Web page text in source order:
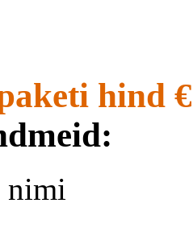
hind